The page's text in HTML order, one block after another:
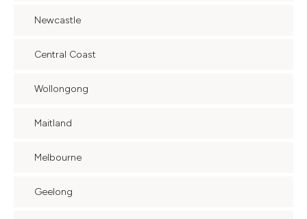
Newcastle
Central Coast
Wollongong
Maitland
Melbourne
Geelong